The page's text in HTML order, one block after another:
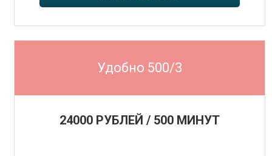
Удобно 500/3
24000 РУБЛЕЙ / 500 МИНУТ